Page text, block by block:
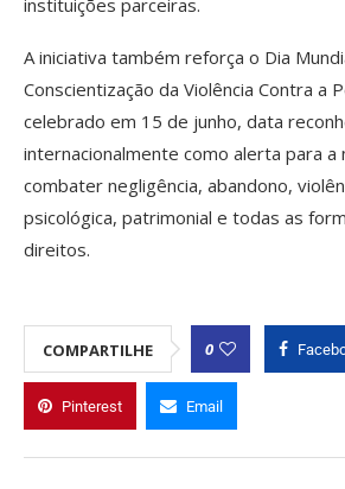
A iniciativa também reforça o Dia
Conscientização da Violência Contra a
celebrado em 15 de junho, data
internacionalmente como alerta para a
combater negligência, abandono,
psicológica, patrimonial e todas as
direitos.
COMPARTILHE 0
Pinterest Email